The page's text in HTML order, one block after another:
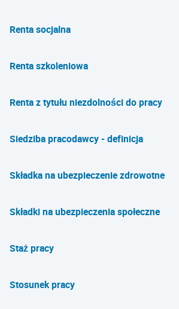
Renta socjalna
Renta szkoleniowa
Renta z tytułu niezdolności do pracy
Siedziba pracodawcy - definicja
Składka na ubezpieczenie zdrowotne
Składki na ubezpieczenia społeczne
Staż pracy
Stosunek pracy